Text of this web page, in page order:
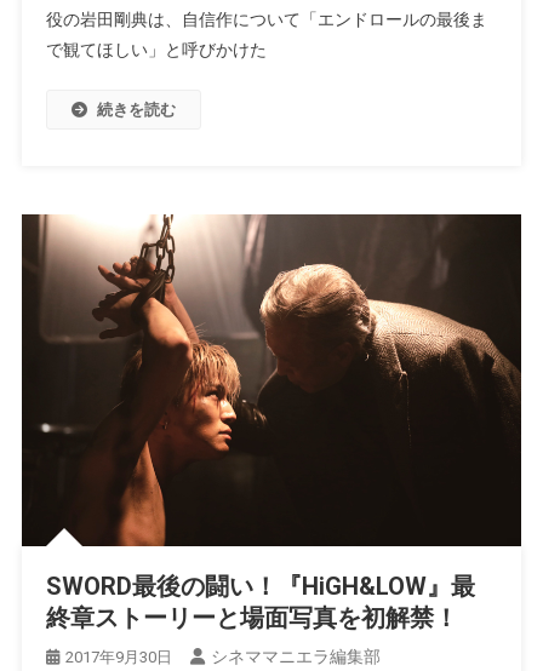
役の岩田剛典は、自信作について「エンドロールの最後ま
で観てほしい」と呼びかけた
続きを読む
SWORD最後の闘い！『HiGH&LOW』最
終章ストーリーと場面写真を初解禁！
2017年9月30日 シネママニエラ編集部